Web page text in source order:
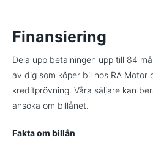
Finansiering
Dela upp betalningen upp till 84
av dig som köper bil hos RA Motor
kreditprövning. Våra säljare kan
ansöka om billånet.
Fakta om billån